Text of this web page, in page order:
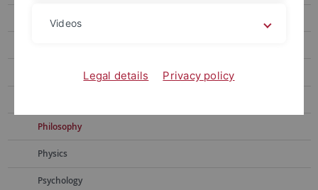
Mathematics
Neuroscience
Philosophy
Physics
Psychology
Videos
Legal details Privacy policy